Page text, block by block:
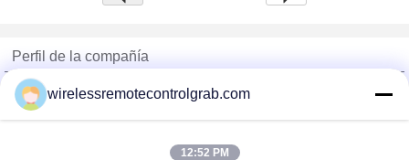
Perfil de la compañía
China Remote Control Grab Online Market
proveedores calificados
Verified Suplier
wirelessremotecontrolgrab.com
12:52 PM